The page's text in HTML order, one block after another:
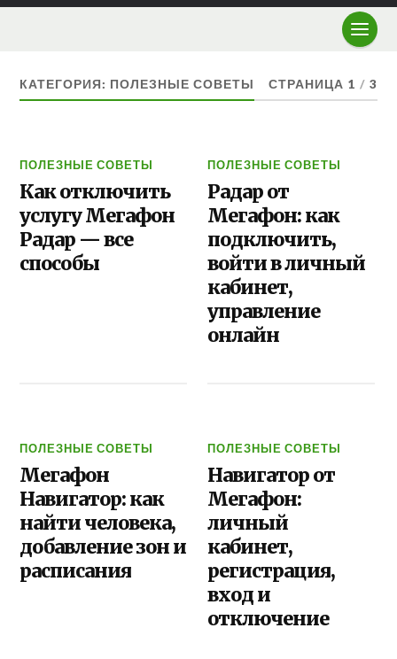
КАТЕГОРИЯ: ПОЛЕЗНЫЕ СОВЕТЫ СТРАНИЦА 1 / 3
ПОЛЕЗНЫЕ СОВЕТЫ
Как отключить
услугу Мегафон
Радар — все
способы
ПОЛЕЗНЫЕ СОВЕТЫ
Радар от
Мегафон: как
подключить,
войти в личный
кабинет,
управление
онлайн
ПОЛЕЗНЫЕ СОВЕТЫ
Мегафон
Навигатор: как
найти человека,
добавление зон и
расписания
ПОЛЕЗНЫЕ СОВЕТЫ
Навигатор от
Мегафон:
личный
кабинет,
регистрация,
вход и
отключение